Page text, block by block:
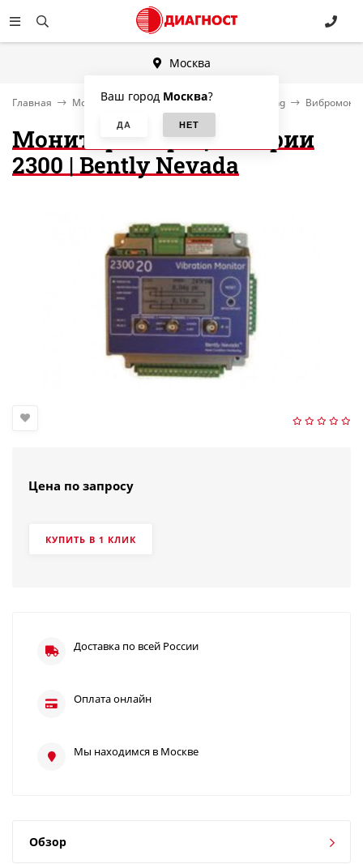
Москва
Ваш город Москва?
Главная Мониторинг состояния, Condition Monitoring
Монитор вибрации серии
2300 | Bently Nevada
Цена по запросу
КУПИТЬ В 1 КЛИК
Доставка по всей России
Оплата онлайн
Мы находимся в Москве
Обзор